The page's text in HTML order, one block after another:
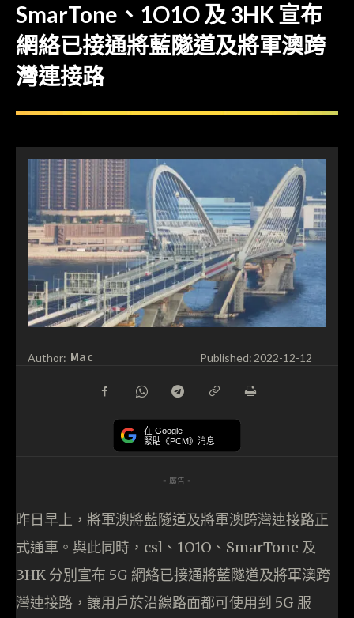
SmarTone、1O1O 及 3HK 宣布
網絡已接通將藍隧道及將軍澳跨
灣連接路
Author: Mac Published: 2022-12-12
在 Google
緊貼《PCM》消息
- 廣告 -
昨日早上，將軍澳將藍隧道及將軍澳跨灣連接路正
式通車。與此同時，csl、1O1O、SmarTone 及
3HK 分別宣布 5G 網絡已接通將藍隧道及將軍澳跨
灣連接路，讓用戶於沿線路面都可使用到 5G 服